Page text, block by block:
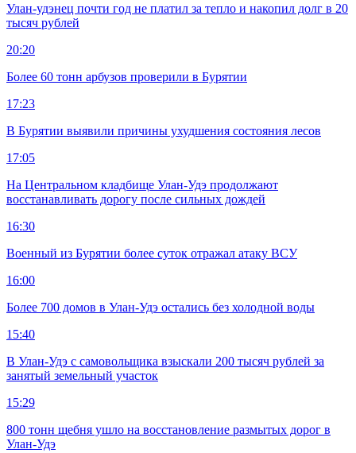
Улан-удэнец почти год не платил за тепло и накопил долг в 20
тысяч рублей
20:20
Более 60 тонн арбузов проверили в Бурятии
17:23
В Бурятии выявили причины ухудшения состояния лесов
17:05
На Центральном кладбище Улан-Удэ продолжают
восстанавливать дорогу после сильных дождей
16:30
Военный из Бурятии более суток отражал атаку ВСУ
16:00
Более 700 домов в Улан-Удэ остались без холодной воды
15:40
В Улан-Удэ с самовольщика взыскали 200 тысяч рублей за
занятый земельный участок
15:29
800 тонн щебня ушло на восстановление размытых дорог в
Улан-Удэ